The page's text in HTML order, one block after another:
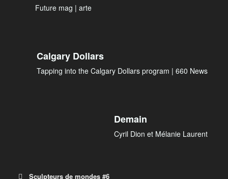
Future mag | arte
Calgary Dollars
Tapping into the Calgary Dollars program | 660 News
Demain
Cyril Dion et Mélanie Laurent
Sculpteurs de mondes #6